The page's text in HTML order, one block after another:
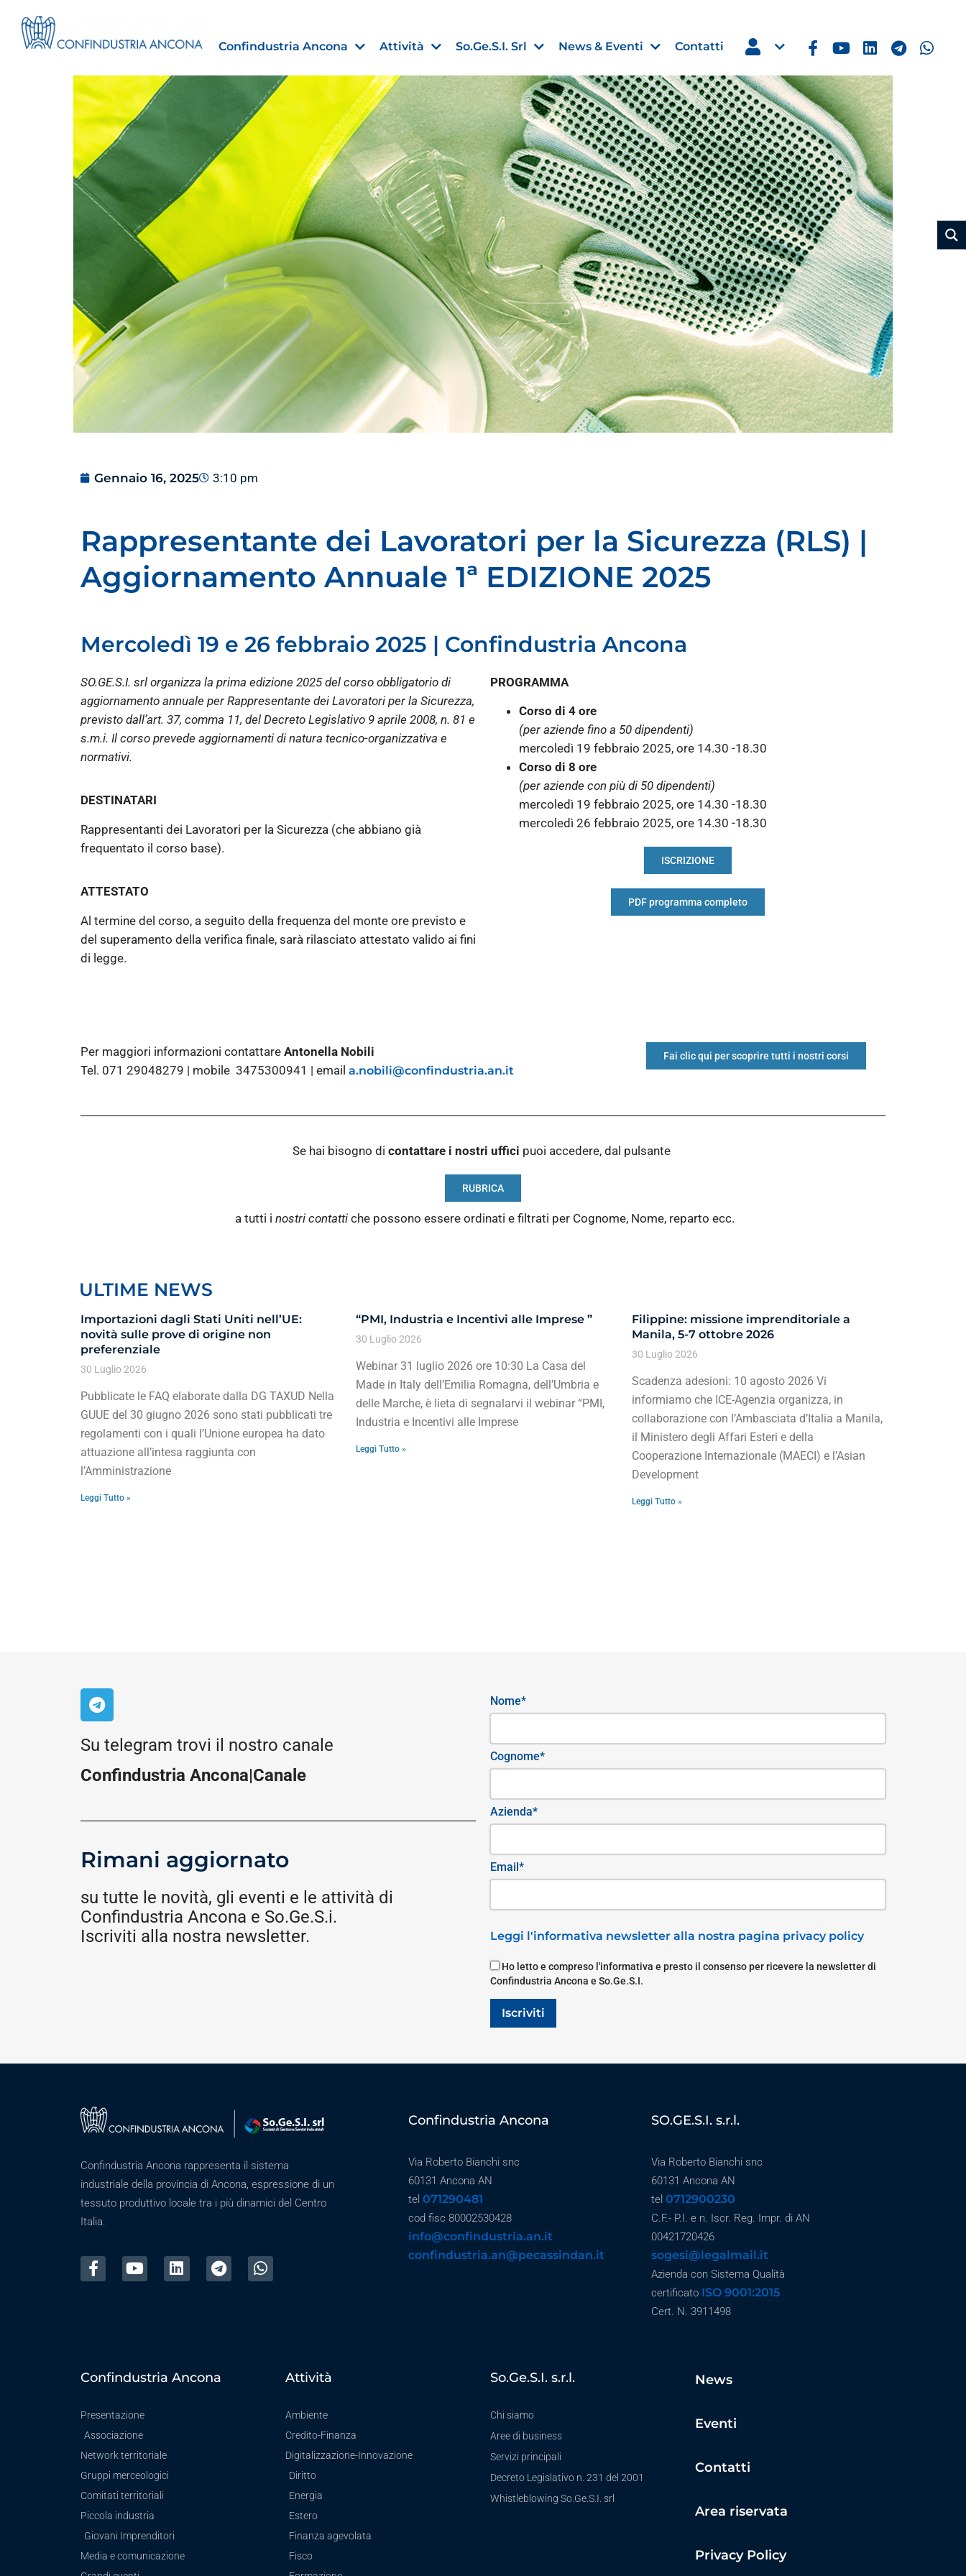
Confindustria Ancona Attività So.Ge.S.I. Srl News & Eventi
Estero
Importazioni dagli Stati Uniti nell’UE:
novità sulle prove di origine non
preferenziale
30 Luglio 2026
Finanza agevolata
“PMI, Industria e Incentivi alle Imprese
”
30 Luglio 2026
Leggi →
Estero
Filippine: missione
Manila, 5-7 ottobre 2026
30 Luglio 2026
Leggi →
Contatti
Gennaio 16, 2025 3:10 pm
Rappresentante dei Lavoratori per la Sicurezza (RLS) |
Aggiornamento Annuale 1ª EDIZIONE 2025
Mercoledì 19 e 26 febbraio 2025 | Confindustria Ancona
SO.GE.S.I. srl organizza la prima edizione 2025 del corso obbligatorio di
aggiornamento annuale per Rappresentante dei Lavoratori per la Sicurezza,
previsto dall’art. 37, comma 11, del Decreto Legislativo 9 aprile 2008, n. 81 e
s.m.i. Il corso prevede aggiornamenti di natura tecnico-organizzativa e
normativi.
DESTINATARI
Rappresentanti dei Lavoratori per la Sicurezza (che abbiano già
frequentato il corso base).
ATTESTATO
Al termine del corso, a seguito della frequenza del monte ore previsto e
del superamento della verifica finale, sarà rilasciato attestato valido ai fini
di legge.
PROGRAMMA
Corso di 4 ore
(per aziende fino a 50 dipendenti)
mercoledì 19 febbraio 2025, ore 14.30 -18.30
Corso di 8 ore
(per aziende con più di 50 dipendenti)
mercoledì 19 febbraio 2025, ore 14.30 -18.30
mercoledì 26 febbraio 2025, ore 14.30 -18.30
ISCRIZIONE
PDF programma completo
Per maggiori informazioni contattare Antonella Nobili
Tel. 071 29048279 | mobile 3475300941 | email a.nobili@confindustria.an.it
Fai clic qui per scoprire tutti i nostri corsi
Se hai bisogno di contattare i nostri uffici puoi accedere, dal pulsante
RUBRICA
a tutti i nostri contatti che possono essere ordinati e filtrati per Cognome, Nome, reparto ecc.
ULTIME NEWS
Importazioni dagli Stati Uniti nell’UE:
novità sulle prove di origine non
preferenziale
30 Luglio 2026
Pubblicate le FAQ elaborate dalla DG TAXUD Nella
GUUE del 30 giugno 2026 sono stati pubblicati tre
regolamenti con i quali l’Unione europea ha dato
attuazione all’intesa raggiunta con
l’Amministrazione
Leggi Tutto »
“PMI, Industria e Incentivi alle Imprese ”
30 Luglio 2026
Webinar 31 luglio 2026 ore 10:30 La Casa del
Made in Italy dell’Emilia Romagna, dell’Umbria e
delle Marche, è lieta di segnalarvi il webinar “PMI,
Industria e Incentivi alle Imprese
Leggi Tutto »
Filippine: missione imprenditoriale a
Manila, 5-7 ottobre 2026
30 Luglio 2026
Scadenza adesioni: 10 agosto 2026 Vi
informiamo che ICE-Agenzia organizza, in
collaborazione con l’Ambasciata d’Italia a Manila,
il Ministero degli Affari Esteri e della
Cooperazione Internazionale (MAECI) e l’Asian
Development
Leggi Tutto »
Su telegram trovi il nostro canale
Confindustria Ancona|Canale
Rimani aggiornato
su tutte le novità, gli eventi e le attività di
Confindustria Ancona e So.Ge.S.i.
Iscriviti alla nostra newsletter.
Nome*
Cognome*
Azienda*
Email*
Leggi l'informativa newsletter alla nostra pagina privacy policy
Ho letto e compreso l'informativa e presto il consenso per ricevere la newsletter di
Confindustria Ancona e So.Ge.S.I.
Iscriviti
Confindustria Ancona rappresenta il sistema
industriale della provincia di Ancona, espressione di un
tessuto produttivo locale tra i più dinamici del Centro
Italia.
Confindustria Ancona
Via Roberto Bianchi snc
60131 Ancona AN
tel 071290481
cod fisc 80002530428
info@confindustria.an.it
confindustria.an@pecassindan.it
SO.GE.S.I. s.r.l.
Via Roberto Bianchi snc
60131 Ancona AN
tel 0712900230
C.F.- P.I. e n. Iscr. Reg. Impr. di AN
00421720426
sogesi@legalmail.it
Azienda con Sistema Qualità
certificato ISO 9001:2015
Cert. N. 3911498
Confindustria Ancona
Presentazione
Associazione
Network territoriale
Gruppi merceologici
Comitati territoriali
Piccola industria
Giovani Imprenditori
Media e comunicazione
Attività
Ambiente
Credito-Finanza
Digitalizzazione-Innovazione
Diritto
Energia
Estero
Finanza agevolata
Fisco
So.Ge.S.I. s.r.l.
Chi siamo
Aree di business
Servizi principali
Decreto Legislativo n. 231 del 2001
Whistleblowing So.Ge.S.I. srl
News
Eventi
Contatti
Area riservata
Privacy Policy